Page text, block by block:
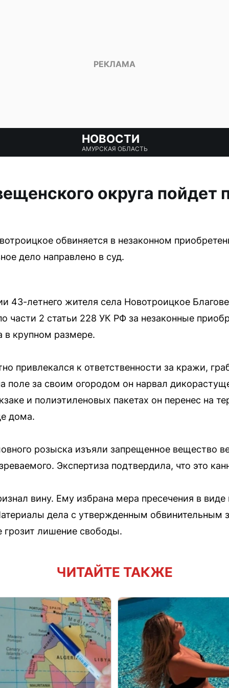
НОВОСТИ
АМУРСКАЯ ОБЛАСТЬ
округа пойдет
обвиняется в незаконном
дело направлено в суд.
43-летнего жителя села Новотроицкое
части 2 статьи 228 УК РФ за незаконные
в крупном размере.
привлекался к ответственности за кражи,
поле за своим огородом он нарвал
и полиэтиленовых пакетах он перенес на
дома.
розыска изъяли запрещенное вещество
Экспертиза подтвердила, что это
вину. Ему избрана мера пресечения в виде
дела с утвержденным обвинительным
грозит лишение свободы.
ЧИТАЙТЕ ТАКЖЕ